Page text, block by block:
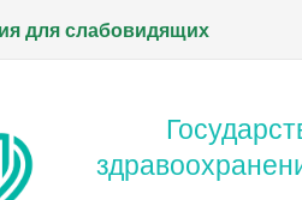
для слабовидящих